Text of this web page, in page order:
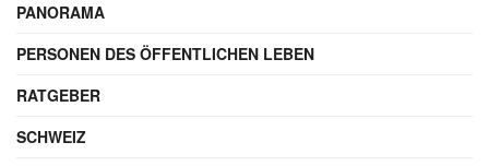
PANORAMA
PERSONEN DES ÖFFENTLICHEN LEBEN
RATGEBER
SCHWEIZ